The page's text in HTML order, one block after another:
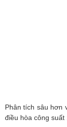
Phân tích sâu hơn
điều hòa công